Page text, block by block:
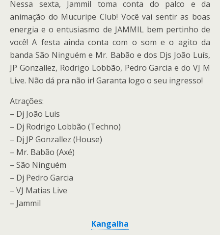
Nessa sexta, Jammil toma conta do palco e da
animação do Mucuripe Club! Você vai sentir as boas
energia e o entusiasmo de JAMMIL bem pertinho de
você! A festa ainda conta com o som e o agito da
banda São Ninguém e Mr. Babão e dos Djs João Luís,
JP Gonzallez, Rodrigo Lobbão, Pedro Garcia e do VJ M
Live. Não dá pra não ir! Garanta logo o seu ingresso!
Atrações:
– Dj João Luis
– Dj Rodrigo Lobbão (Techno)
– Dj JP Gonzallez (House)
– Mr. Babão (Axé)
– São Ninguém
– Dj Pedro Garcia
– VJ Matias Live
– Jammil
Kangalha